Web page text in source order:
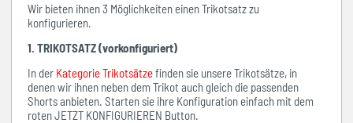
Wir bieten ihnen 3 Möglichkeiten einen Trikotsatz zu
konfigurieren.
1. TRIKOTSATZ (vorkonfiguriert)
In der Kategorie Trikotsätzefinden sie unsere Trikotsätze, in
denen wir ihnen neben dem Trikot auch gleich die passenden
Shorts anbieten. Starten sie ihre Konfiguration einfach mit dem
roten JETZT KONFIGURIEREN Button.